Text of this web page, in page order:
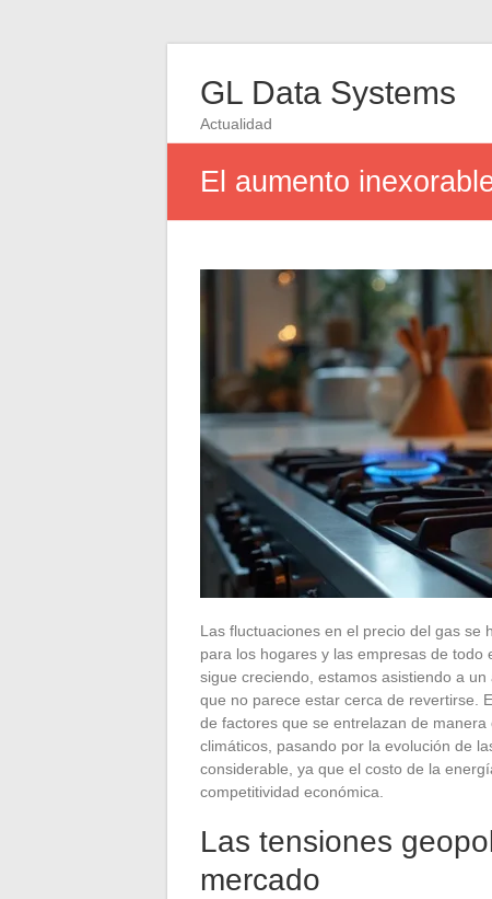
GL Data Systems
Actualidad
El aumento
Las fluctuaciones en el precio del gas se
para los hogares y las empresas de
sigue creciendo, estamos asistiendo a
que no parece estar cerca de revertirse.
de factores que se entrelazan de
climáticos, pasando por la evolución de
considerable, ya que el costo de la
competitividad económica.
Las tensiones
mercado